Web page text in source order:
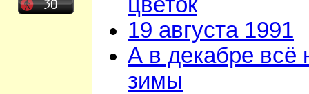
цветок
19 августа 1991
А в декабре всё
зимы